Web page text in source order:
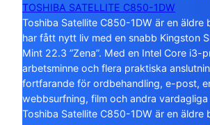
TOSHIBA SATELLITE C850-1DW
Toshiba Satellite C850-1DW är en äldre
har fått nytt liv med en snabb Kingston
Mint 22.3 ”Zena”. Med en Intel Core i3-
arbetsminne och flera praktiska
fortfarande för ordbehandling, e-post,
webbsurfning, film och andra
Toshiba Satellite C850-1DW är en äldre